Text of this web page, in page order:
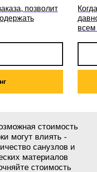
позволит
всем
стоимость
могут влиять -
санузлов и
материалов
стоимость